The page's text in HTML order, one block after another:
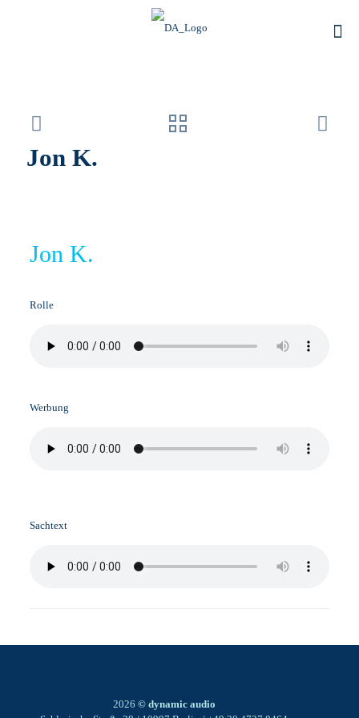
Jon K.
Jon K.
Rolle
Werbung
Sachtext
2026 © dynamic audio